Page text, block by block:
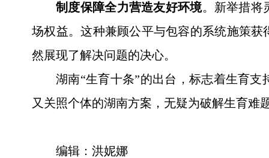
制度保障全力营造友好环境。新举措将
场权益。这种兼顾公平与包容的系统施策
然展现了解决问题的决心。
湖南“生育十条”的出台，标志着生育
又关照个体的湖南方案，无疑为破解生育难
编辑：洪妮娜